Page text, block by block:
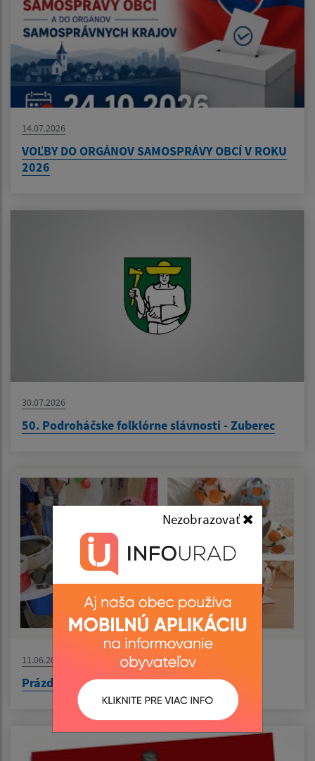
Nezobrazovať
14.07.2026
VOĽBY DO ORGÁNOV SAMOSPRÁVY OBCÍ V ROKU
2026
30.07.2026
50. Podroháčske folklórne slávnosti - Zuberec
11.06.2026
Prázdninový workshop - Keramika spája